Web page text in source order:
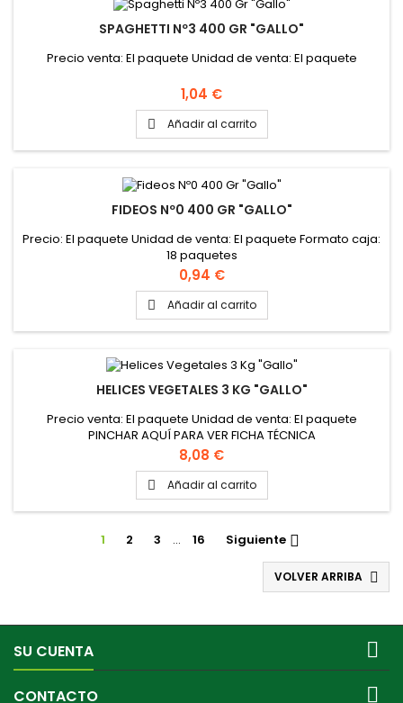
SPAGHETTI Nº3 400 GR "GALLO"
Precio venta: El paquete Unidad de venta: El paquete
Precio
1,04 €
 Añadir al carrito
FIDEOS Nº0 400 GR "GALLO"
Precio: El paquete Unidad de venta: El paquete Formato caja:
18 paquetes
Precio
0,94 €
 Añadir al carrito
HELICES VEGETALES 3 KG "GALLO"
Precio venta: El paquete Unidad de venta: El paquete
PINCHAR AQUÍ PARA VER FICHA TÉCNICA
Precio
8,08 €
 Añadir al carrito
1 2 3 … 16 Siguiente 
VOLVER ARRIBA 
SU CUENTA 
CONTACTO 